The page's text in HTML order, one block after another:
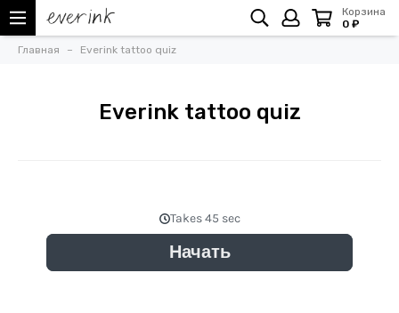
Корзина
0 ₽
Главная Everink tattoo quiz
Everink tattoo quiz